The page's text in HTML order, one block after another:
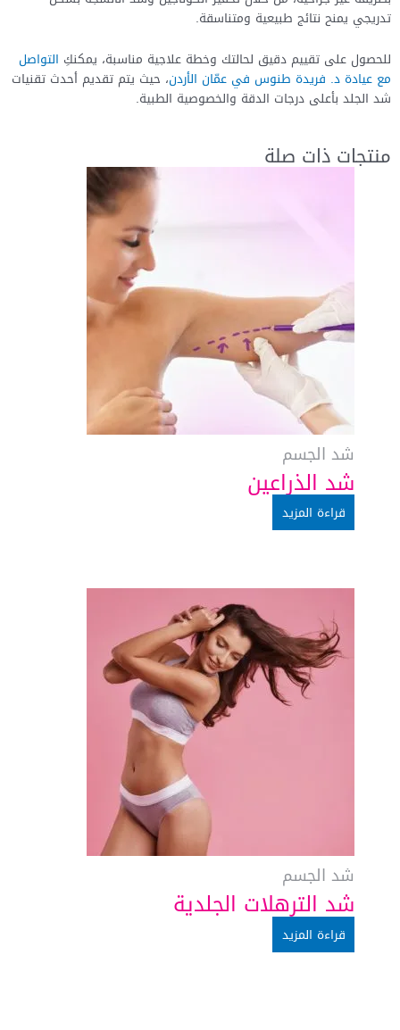
تدريجي يمنح نتائج طبيعية ومتناسقة.
للحصول على تقييم دقيق لحالتك وخطة علاجية مناسبة، يمكنكِ التواصل
مع عيادة د. فريدة طنوس في عمّان الأردن، حيث يتم تقديم أحدث تقنيات
شد الجلد بأعلى درجات الدقة والخصوصية الطبية.
منتجات ذات صلة
شد الجسم
شد الذراعين
قراءة المزيد
شد الجسم
شد الترهلات الجلدية
قراءة المزيد